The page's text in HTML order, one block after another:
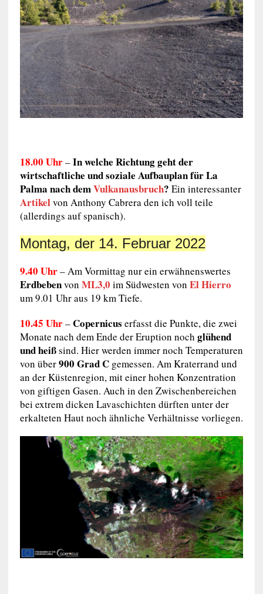
18.00 Uhr–In welche Richtung geht der
wirtschaftliche und soziale Aufbauplan für La
Palma nach demVulkanausbruch? Ein interessanter
Artikelvon Anthony Cabrera den ich voll teile
(allerdings auf spanisch).
Montag, der 14. Februar 2022
9.40 Uhr– Am Vormittag nur ein erwähnenswertes
Erdbebenvon ML3,0 im Südwesten von El Hierro
um 9.01 Uhr aus 19 km Tiefe.
10.45 Uhr–Copernicus erfasst die Punkte, die zwei
Monate nach dem Ende der Eruption noch glühend
und heißsind. Hier werden immer noch Temperaturen
von über900 Grad Cgemessen. Am Kraterrand und
an der Küstenregion, mit einer hohen Konzentration
von giftigen Gasen. Auch in den Zwischenbereichen
bei extrem dicken Lavaschichten dürften unter der
erkalteten Haut noch ähnliche Verhältnisse vorliegen.